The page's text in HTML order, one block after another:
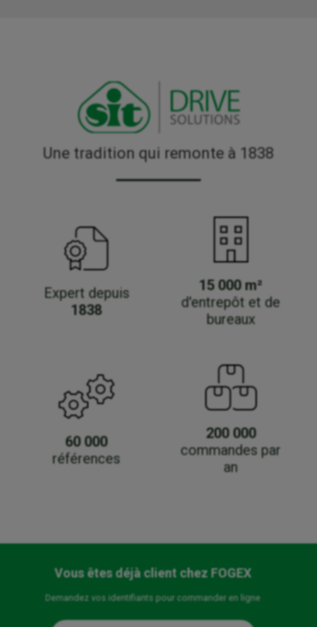
Une tradition qui remonte à 1838
Expert depuis
1838
15 000 m²
d'entrepôt et de
bureaux
60 000
références
200 000
commandes par
an
Vous êtes déjà client chez FOGEX
Demandez vos identifiants pour commander en ligne